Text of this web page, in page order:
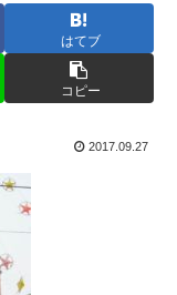
はてブ
コピー
2017.09.27